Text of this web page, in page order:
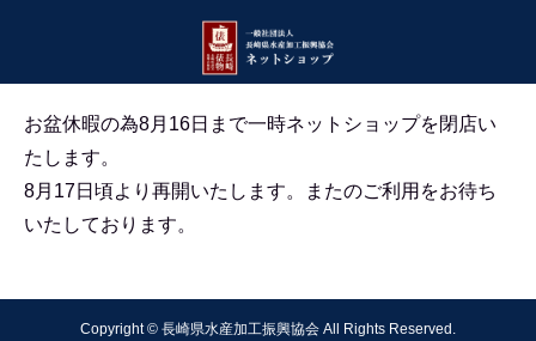
お盆休暇の為8月16日まで一時ネットショップを閉店い
たします。
8月17日頃より再開いたします。
またのご利用をお待ち
いたしております。
Copyright © 長崎県水産加工振興協会 All Rights Reserved.